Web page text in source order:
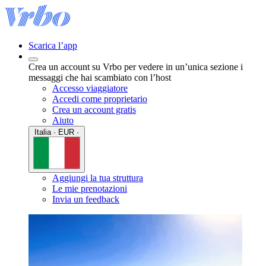
Scarica l’app
Crea un account su Vrbo per vedere in un’unica sezione i
messaggi che hai scambiato con l’host
Accesso viaggiatore
Accedi come proprietario
Crea un account gratis
Aiuto
Aggiungi la tua struttura
Le mie prenotazioni
Invia un feedback